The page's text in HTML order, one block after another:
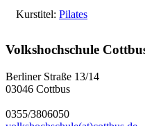
Kurstitel: Pilates
Volkshochschule
Berliner Straße 13/14
03046 Cottbus
0355/3806050